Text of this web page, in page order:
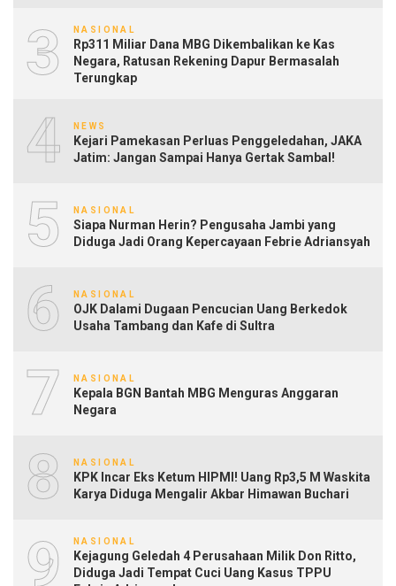
3 NASIONAL
Rp311 Miliar Dana MBG Dikembalikan ke Kas
Negara, Ratusan Rekening Dapur Bermasalah
Terungkap
4 NEWS
Kejari Pamekasan Perluas Penggeledahan, JAKA
Jatim: Jangan Sampai Hanya Gertak Sambal!
5 NASIONAL
Siapa Nurman Herin? Pengusaha Jambi yang
Diduga Jadi Orang Kepercayaan Febrie Adriansyah
6 NASIONAL
OJK Dalami Dugaan Pencucian Uang Berkedok
Usaha Tambang dan Kafe di Sultra
7 NASIONAL
Kepala BGN Bantah MBG Menguras Anggaran
Negara
8 NASIONAL
KPK Incar Eks Ketum HIPMI! Uang Rp3,5 M Waskita
Karya Diduga Mengalir Akbar Himawan Buchari
9 NASIONAL
Kejagung Geledah 4 Perusahaan Milik Don Ritto,
Diduga Jadi Tempat Cuci Uang Kasus TPPU